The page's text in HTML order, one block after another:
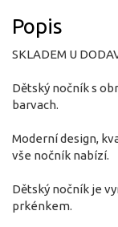
Popis
SKLADEM U
Dětský nočník s
barvach.
Moderní design,
vše nočník nabízí.
Dětský nočník je
prkénkem.